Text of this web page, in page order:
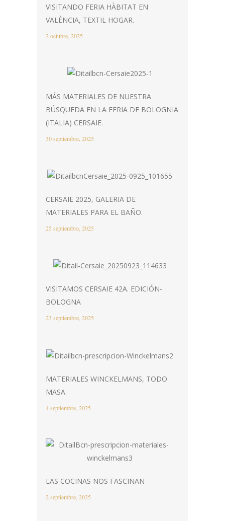
VISITANDO FERIA HÀBITAT EN
VALÈNCIA, TEXTIL HOGAR.
2 octubre, 2025
MÁS MATERIALES DE NUESTRA
BÚSQUEDA EN LA FERIA DE BOLOGNIA
(ITALIA) CERSAIE.
30 septiembre, 2025
CERSAIE 2025, GALERIA DE
MATERIALES PARA EL BAÑO.
25 septiembre, 2025
VISITAMOS CERSAIE 42A. EDICIÓN-
BOLOGNA
23 septiembre, 2025
MATERIALES WINCKELMANS, TODO
MASA.
4 septiembre, 2025
LAS COCINAS NOS FASCINAN
2 septiembre, 2025